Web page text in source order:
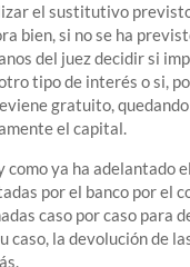
el sustitutivo
bien, si no se ha
del juez decidir si
tipo de interés o si,
gratuito,
el capital.
como ya ha adelantado
por el banco por el
caso por caso para
caso, la devolución de